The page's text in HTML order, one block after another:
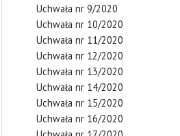
Uchwała nr 9/2020
Uchwała nr 10/2020
Uchwała nr 11/2020
Uchwała nr 12/2020
Uchwała nr 13/2020
Uchwała nr 14/2020
Uchwała nr 15/2020
Uchwała nr 16/2020